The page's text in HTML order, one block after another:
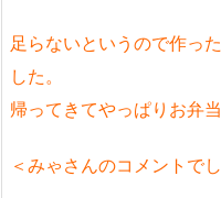
足らないというので作っ
した。
帰ってきてやっぱりお弁
＜みゃさんのコメントで